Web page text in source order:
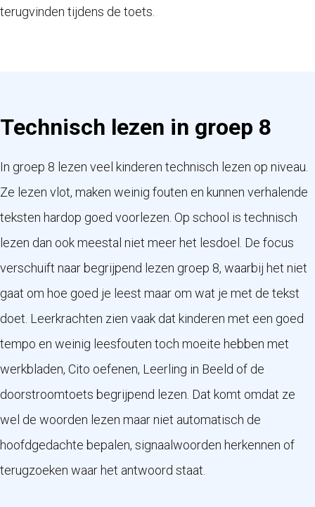
terugvinden tijdens de toets.
Technisch lezen in groep 8
In groep 8 lezen veel kinderen technisch lezen op niveau.
Ze lezen vlot, maken weinig fouten en kunnen verhalende
teksten hardop goed voorlezen. Op school is technisch
lezen dan ook meestal niet meer het lesdoel. De focus
verschuift naar begrijpend lezen groep 8, waarbij het niet
gaat om hoe goed je leest maar om wat je met de tekst
doet. Leerkrachten zien vaak dat kinderen met een goed
tempo en weinig leesfouten toch moeite hebben met
werkbladen, Cito oefenen, Leerling in Beeld of de
doorstroomtoets begrijpend lezen. Dat komt omdat ze
wel de woorden lezen maar niet automatisch de
hoofdgedachte bepalen, signaalwoorden herkennen of
terugzoeken waar het antwoord staat.